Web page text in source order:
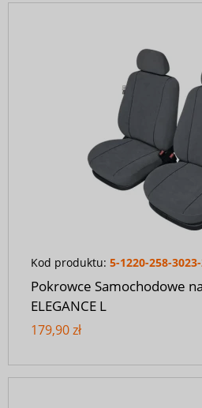
Kod produktu: 5-1220-258-
Pokrowce Samochodowe
ELEGANCE L
179,90 zł